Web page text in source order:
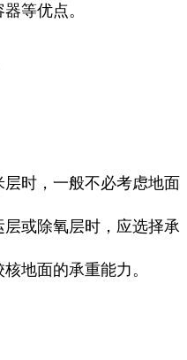
等优点。
时，一般不必考虑地面
或除氧层时，应选择承
地面的承重能力。